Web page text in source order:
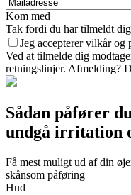
Kom med
Tak fordi du har tilmeldt dig
Jeg accepterer vilkår og
Ved at tilmelde dig
retningslinjer. Afmelding?
Sådan påfører
undgå irritation
Få mest muligt ud af din
skånsom påføring
Hud